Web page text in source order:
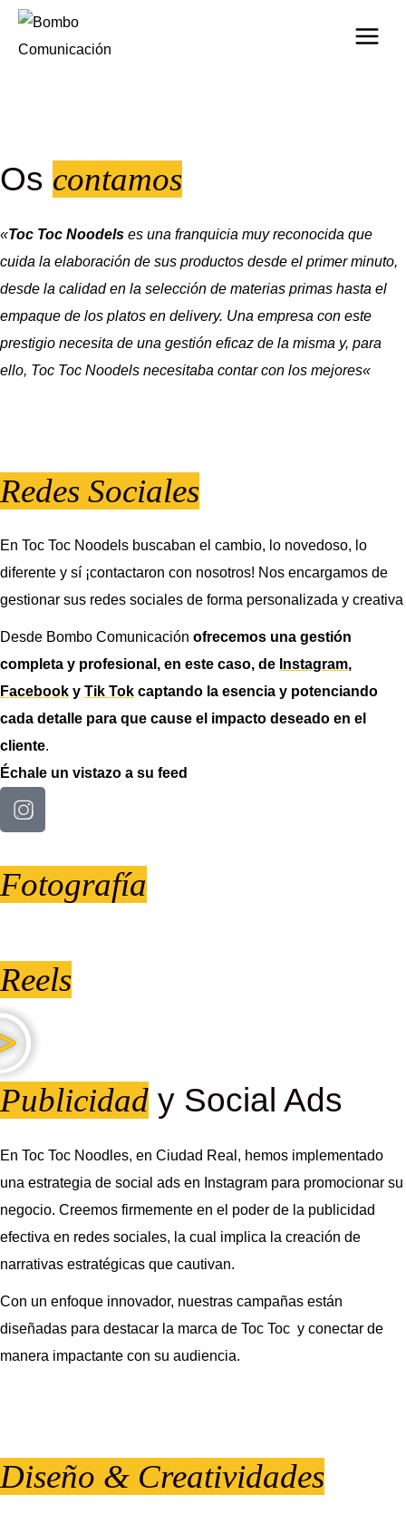
Os contamos
«Toc Toc Noodels es una franquicia muy reconocida que
cuida la elaboración de sus productos desde el primer minuto,
desde la calidad en la selección de materias primas hasta el
empaque de los platos en delivery. Una empresa con este
prestigio necesita de una gestión eficaz de la misma y, para
ello, Toc Toc Noodels necesitaba contar con los mejores«
Redes Sociales
En Toc Toc Noodels buscaban el cambio, lo novedoso, lo
diferente y sí ¡contactaron con nosotros! Nos encargamos de
gestionar sus redes sociales de forma personalizada y creativa
Desde Bombo Comunicación ofrecemos una gestión
completa y profesional, en este caso, de Instagram,
Facebook y Tik Tok captando la esencia y potenciando
cada detalle para que cause el impacto deseado en el
cliente.
Échale un vistazo a su feed
Fotografía
Reels
Publicidad y Social Ads
En Toc Toc Noodles, en Ciudad Real, hemos implementado
una estrategia de social ads en Instagram para promocionar su
negocio. Creemos firmemente en el poder de la publicidad
efectiva en redes sociales, la cual implica la creación de
narrativas estratégicas que cautivan.
Con un enfoque innovador, nuestras campañas están
diseñadas para destacar la marca de Toc Toc y conectar de
manera impactante con su audiencia.
Diseño & Creatividades